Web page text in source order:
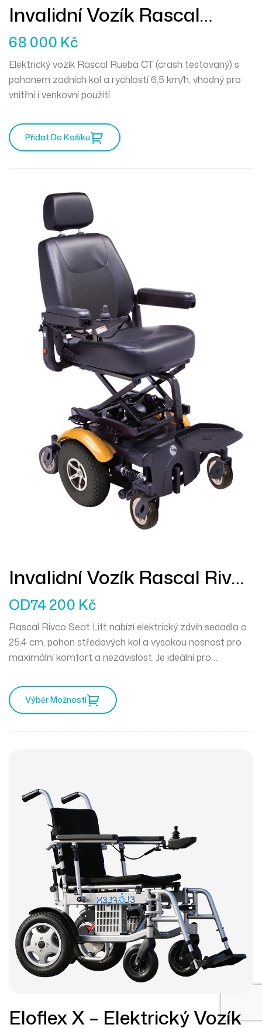
Invalidní Vozík Rascal
Rueba CT
68 000 Kč
Elektrický vozík Rascal Rueba CT (crash testovaný) s
pohonem zadních kol a rychlostí 6,5 km/h, vhodný pro
vnitřní i venkovní použití.
Přidat Do Košíku
Invalidní Vozík Rascal Rivco
Se Zdvihem Sedadla
OD74 200 Kč
Rascal Rivco Seat Lift nabízí elektrický zdvih sedadla o
25,4 cm, pohon středových kol a vysokou nosnost pro
maximální komfort a nezávislost. Je ideální pro
Výběr Možností
Eloflex X – Elektrický Vozík